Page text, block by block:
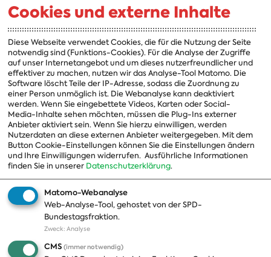
A-Z
Fraktion
Vorsitzender
Vorstand
Arbeitsgruppen
Ausschussvorsitzende
Beauftragte
Landesgruppen
Organisation
Themen Presse
Cookies und externe Inhalte
Diese Webseite verwendet Cookies, die für die Nutzung der Seite
notwendig sind (Funktions-Cookies). Für die Analyse der Zugriffe
auf unser Internetangebot und um dieses nutzerfreundlicher und
effektiver zu machen, nutzen wir das Analyse-Tool Matomo. Die
Software löscht Teile der IP-Adresse, sodass die Zuordnung zu
einer Person unmöglich ist. Die Webanalyse kann deaktiviert
werden. Wenn Sie eingebettete Videos, Karten oder Social-
Media-Inhalte sehen möchten, müssen die Plug-Ins externer
Anbieter aktiviert sein. Wenn Sie hierzu einwilligen, werden
Nutzerdaten an diese externen Anbieter weitergegeben. Mit dem
Button Cookie-Einstellungen können Sie die Einstellungen ändern
und Ihre Einwilligungen widerrufen. Ausführliche Informationen
finden Sie in unserer Datenschutzerklärung.
Matomo-Webanalyse
Web-Analyse-Tool, gehostet von der SPD-
Bundestagsfraktion.
Zweck: Analyse
CMS (immer notwendig)